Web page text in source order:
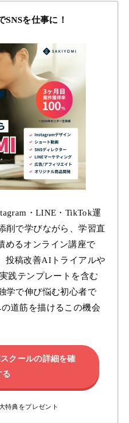
SNSを仕事に！
・LINE・TikTok運
削で学びながら、学習直
めるオンライン講座で
投稿改善AIトライアルや
践テンプレートを含む
学で伸び悩む初心者で
道筋を描けるこの機会
クールの詳細を確
る
特典をプレゼント